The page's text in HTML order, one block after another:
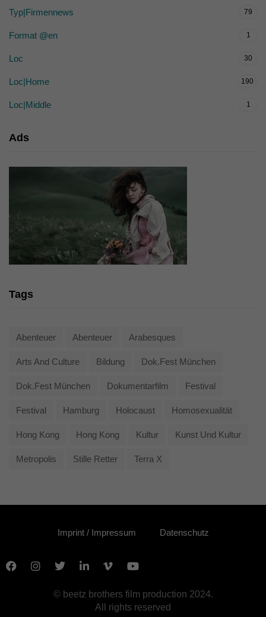
Typ|Firmennews 79
Format @en 1
Loc 30
Loc|Home 190
Loc|Middle 1
Ads
Tags
Abenteuer Abenteuer Arabesques
Arts And Culture Bildung Dok.fest München
Dok.fest München Dokumentarfilm Festival
Festival Hamburg Holocaust Homosexualität
Hong Kong Hong Kong Kultur Kunst Und Kultur
Metropolis Stille Retter Terra X
Imprint / Impressum Datenschutz
© beetz brothers film production 2024.
All rights reserved